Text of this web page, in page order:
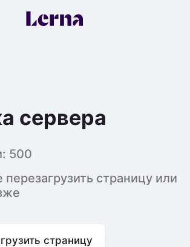
сервера
500
страницу или
страницу